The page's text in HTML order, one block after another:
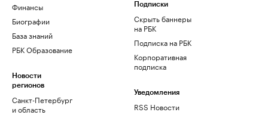
Финансы
Биографии
База знаний
РБК Образование
Новости
регионов
Санкт-Петербург
и область
Подписки
Скрыть баннеры
на РБК
Подписка на РБК
Корпоративная
подписка
Уведомления
RSS Новости